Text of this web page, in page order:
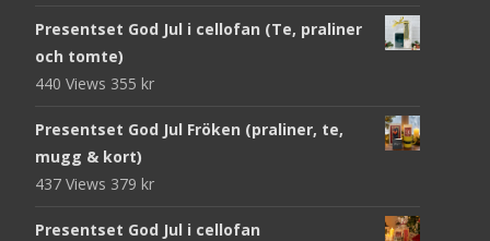
Presentset God Jul i cellofan (Te, praliner
och tomte)
440 Views 355 kr
Presentset God Jul Fröken (praliner, te,
mugg & kort)
437 Views 379 kr
Presentset God Jul i cellofan